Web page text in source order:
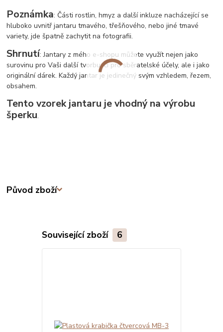
Poznámka: Části rostlin, hmyz a další inkluze nacházející se
hluboko uvnitř jantaru tmavého, třešňového, nebo jiné tmavé
variety, jde špatně zachytit na fotografii.
Shrnutí: Jantary z mého e-shopu můžete využít nejen jako
surovinu pro Vaši další tvorbu, či pro sběratelské účely, ale i jako
originální dárek. Každý jantar je jedinečný svým vzhledem, řezem,
obsahem.
Tento vzorek jantaru je vhodný na výrobu
šperku.
Původ zboží
Související zboží 6